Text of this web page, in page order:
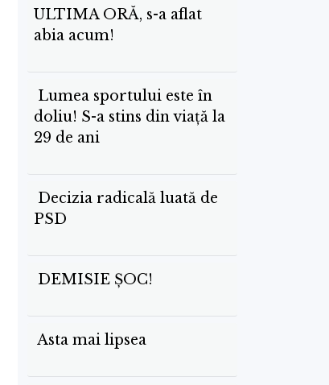
ULTIMA ORĂ, s-a aflat
abia acum!
Lumea sportului este în
doliu! S-a stins din viață la
29 de ani
Decizia radicală luată de
PSD
DEMISIE ȘOC!
Asta mai lipsea